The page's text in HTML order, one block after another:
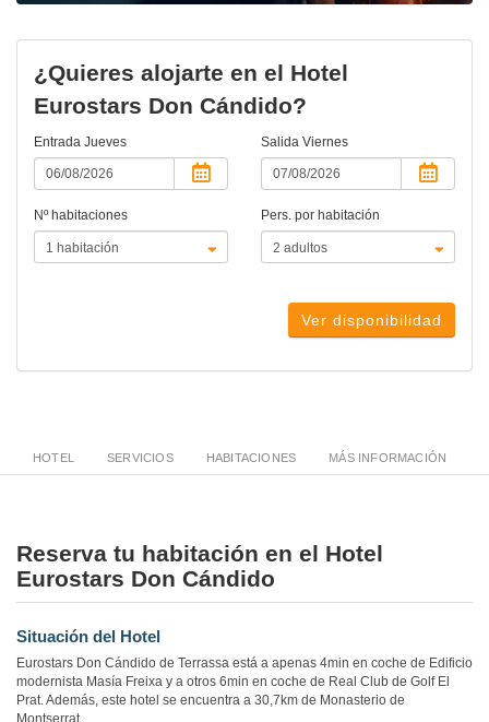
¿Quieres alojarte en el Hotel
Eurostars Don Cándido?
Entrada Jueves Salida Viernes
Nº habitaciones Pers. por habitación
Ver disponibilidad
HOTEL SERVICIOS HABITACIONES MÁS INFORMACIÓN
Reserva tu habitación en el Hotel
Eurostars Don Cándido
Situación del Hotel
Eurostars Don Cándido de Terrassa está a apenas 4min en coche de Edificio
modernista Masía Freixa y a otros 6min en coche de Real Club de Golf El
Prat. Además, este hotel se encuentra a 30,7km de Monasterio de
Montserrat.